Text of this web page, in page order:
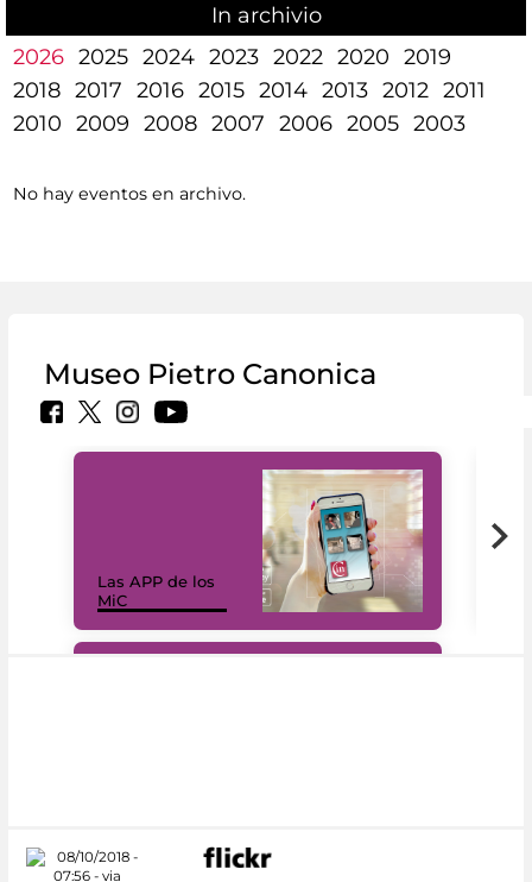
In archivio
2026 2025 2024 2023 2022 2020 2019
2018 2017 2016 2015 2014 2013 2012 2011
2010 2009 2008 2007 2006 2005 2003
No hay eventos en archivo.
Museo Pietro Canonica
Las APP de los
MiC